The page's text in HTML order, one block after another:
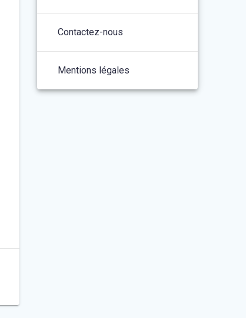
Contactez-nous
Mentions légales